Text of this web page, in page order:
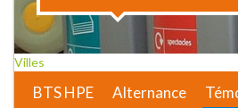
Villes
BTS HPE Alternance